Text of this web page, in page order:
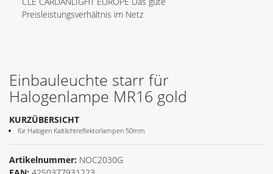
Preisleistungsverhältnis im Netz
Einbauleuchte starr für
Halogenlampe MR16 gold
KURZÜBERSICHT
für Halogen Kaltlichtreflektorlampen 50mm
Artikelnummer: NOC2030G